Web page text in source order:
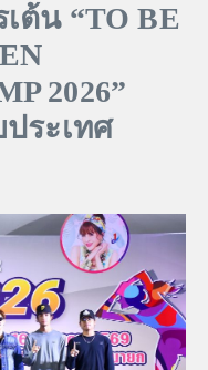
ต้น “TO BE
2026”
ระเทศ